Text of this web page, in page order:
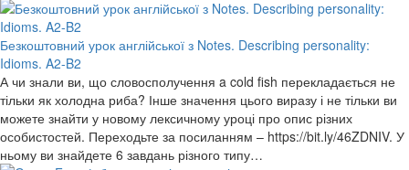
Безкоштовний урок англійської з Notes. Describing personality:
Idioms. A2-B2
А чи знали ви, що словосполучення a cold fish перекладається не
тільки як холодна риба? Інше значення цього виразу і не тільки ви
можете знайти у новому лексичному уроці про опис різних
особистостей. Переходьте за посиланням – https://bit.ly/46ZDNIV. У
ньому ви знайдете 6 завдань різного типу…